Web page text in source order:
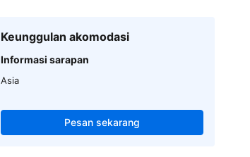
Keunggulan akomodasi
Informasi sarapan
Asia
Pesan sekarang